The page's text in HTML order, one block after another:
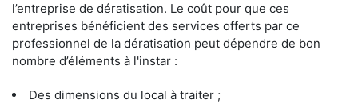
l’entreprise de dératisation. Le coût pour que ces
entreprises bénéficient des services offerts par ce
professionnel de la dératisation peut dépendre de bon
nombre d’éléments à l'instar :
Des dimensions du local à traiter ;